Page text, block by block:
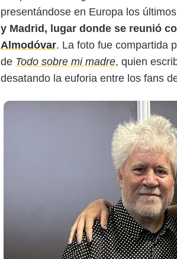
presentándose en Europa los
y Madrid, lugar donde se reunió
Almodóvar. La foto fue compartida
de Todo sobre mi madre, quien
desatando la euforia entre los fans